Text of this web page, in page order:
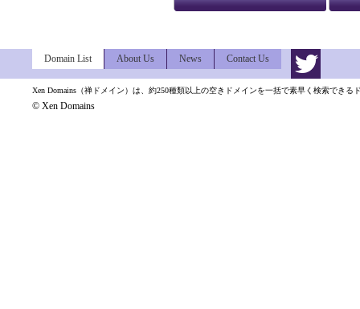
Domain List About Us News Contact Us
Xen Domains（禅ドメイン）は、約250種類以上の空きドメインを一括で素早く検索できる
© Xen Domains